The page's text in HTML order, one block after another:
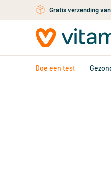
Ga naar de hoofdinhoud
Gratis verzending
Doe een test